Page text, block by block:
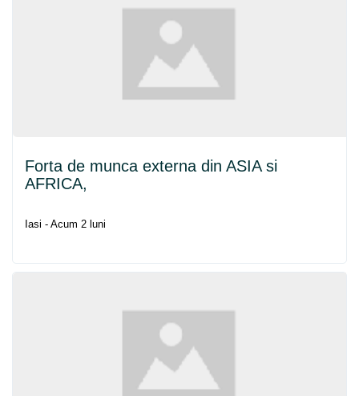
Forta de munca externa din ASIA si
AFRICA,
Iasi - Acum 2 luni